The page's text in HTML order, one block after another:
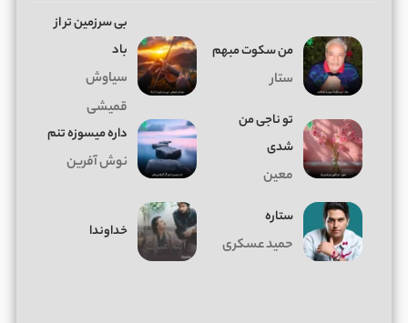
من سکوت مبهم
ستار
بی سرزمین تر از
باد
سیاوش
قمیشی
تو ناجی من
شدی
معین
داره میسوزه تنم
نوش آفرین
ستاره
حمید عسکری
خداوندا